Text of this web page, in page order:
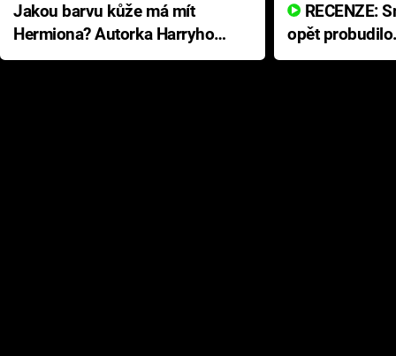
Jakou barvu kůže má mít
Hermiona? Autorka Harryho
Pottera přišla s ráznou
opět
přichází s